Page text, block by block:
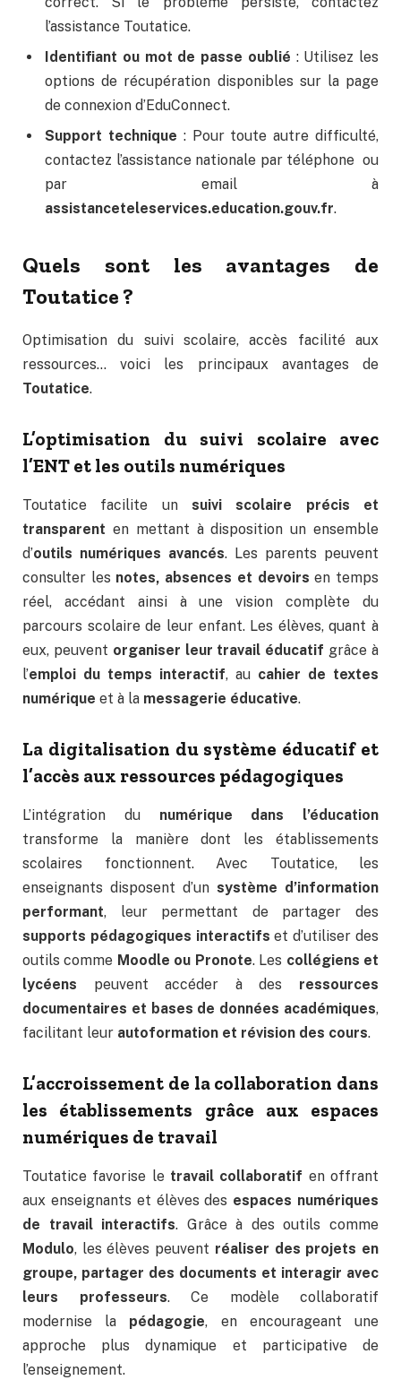
l’assistance Toutatice.
Identifiant ou mot de passe oublié : Utilisez les
options de récupération disponibles sur la page
de connexion d’EduConnect.
Support technique : Pour toute autre difficulté,
contactez l’assistance nationale par téléphone ou
par email à
assistanceteleservices.education.gouv.fr.
Quels sont les avantages de
Toutatice ?
Optimisation du suivi scolaire, accès facilité aux
ressources… voici les principaux avantages de
Toutatice.
L’optimisation du suivi scolaire avec
l’ENT et les outils numériques
Toutatice facilite un suivi scolaire précis et
transparent en mettant à disposition un ensemble
d’outils numériques avancés. Les parents peuvent
consulter les notes, absences et devoirs en temps
réel, accédant ainsi à une vision complète du
parcours scolaire de leur enfant. Les élèves, quant à
eux, peuvent organiser leur travail éducatif grâce à
l’emploi du temps interactif, au cahier de textes
numérique et à la messagerie éducative.
La digitalisation du système éducatif et
l’accès aux ressources pédagogiques
L’intégration du numérique dans l’éducation
transforme la manière dont les établissements
scolaires fonctionnent. Avec Toutatice, les
enseignants disposent d’un système d’information
performant, leur permettant de partager des
supports pédagogiques interactifs et d’utiliser des
outils comme Moodle ou Pronote. Les collégiens et
lycéens peuvent accéder à des ressources
documentaires et bases de données académiques,
facilitant leur autoformation et révision des cours.
L’accroissement de la collaboration dans
les établissements grâce aux espaces
numériques de travail
Toutatice favorise le travail collaboratif en offrant
aux enseignants et élèves des espaces numériques
de travail interactifs. Grâce à des outils comme
Modulo, les élèves peuvent réaliser des projets en
groupe, partager des documents et interagir avec
leurs professeurs. Ce modèle collaboratif
modernise la pédagogie, en encourageant une
approche plus dynamique et participative de
l’enseignement.